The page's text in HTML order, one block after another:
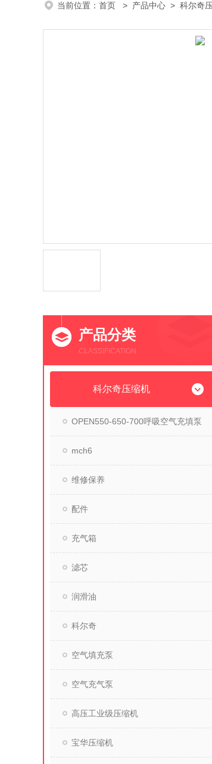
当前位置： 首页 > 产品中心 > 科尔奇
产品分类
CLASSIFICATION
科尔奇压缩机
OPEN550-650-700呼吸空气充填泵
mch6
维修保养
配件
充气箱
滤芯
润滑油
科尔奇
空气填充泵
空气充气泵
高压工业级压缩机
宝华压缩机